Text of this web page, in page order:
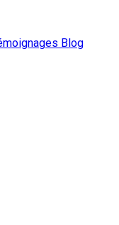
Blog